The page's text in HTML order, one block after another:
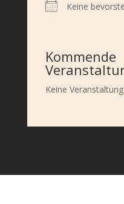
Keine
Kommende
Keine